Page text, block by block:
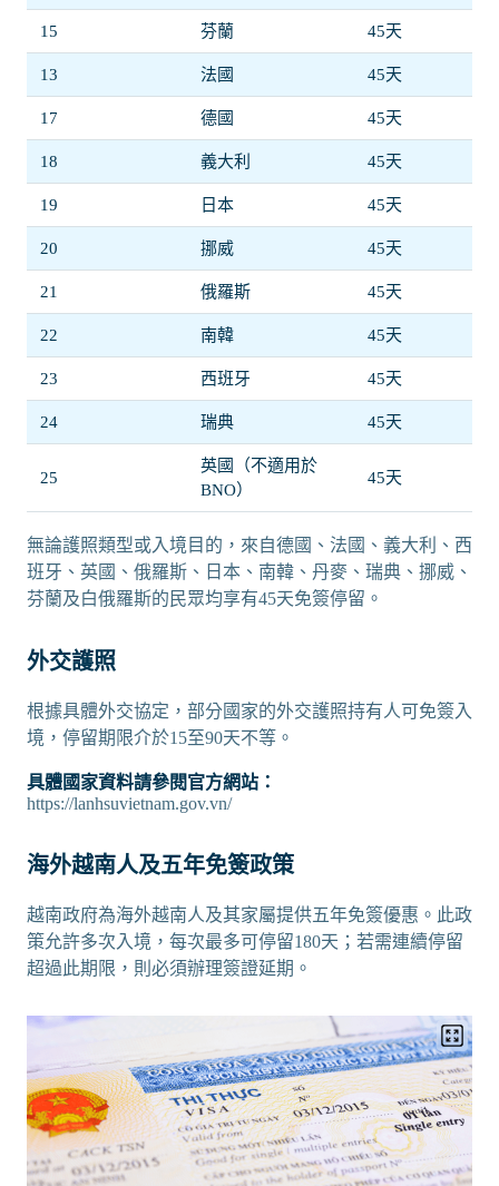
15 芬蘭 45天
13 法國 45天
17 德國 45天
18 義大利 45天
19 日本 45天
20 挪威 45天
21 俄羅斯 45天
22 南韓 45天
23 西班牙 45天
24 瑞典 45天
25
英國（不適用於
BNO）
45天
無論護照類型或入境目的，來自德國、法國、義大利、西
班牙、英國、俄羅斯、日本、南韓、丹麥、瑞典、挪威、
芬蘭及白俄羅斯的民眾均享有45天免簽停留。
外交護照
根據具體外交協定，部分國家的外交護照持有人可免簽入
境，停留期限介於15至90天不等。
具體國家資料請參閱官方網站：
https://lanhsuvietnam.gov.vn/
海外越南人及五年免簽政策
越南政府為海外越南人及其家屬提供五年免簽優惠。此政
策允許多次入境，每次最多可停留180天；若需連續停留
超過此期限，則必須辦理簽證延期。